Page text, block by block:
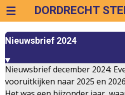
Ga
direct
naar
de
hoofdinhoud
DORDRECHT
Nieuwsbrief 2024
Nieuwsbrief december 2024:
vooruitkijken naar 2025 en 2026